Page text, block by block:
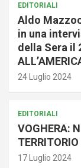
EDITORIALI
Aldo
in una
della Sera il
24 Luglio 2024
EDITORIALI
VOGHERA:
TERRITORIO
17 Luglio 2024